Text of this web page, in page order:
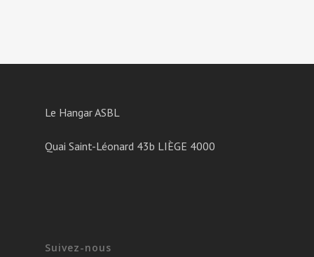
Le Hangar ASBL
Quai Saint-Léonard 43b LIÈGE 4000
Suivez-nous